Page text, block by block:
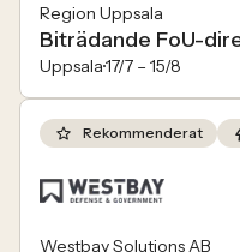
Region Uppsala
Biträdande FoU-
Uppsala17/7 – 15/8
Rekommenderat
Westbay Solutions AB